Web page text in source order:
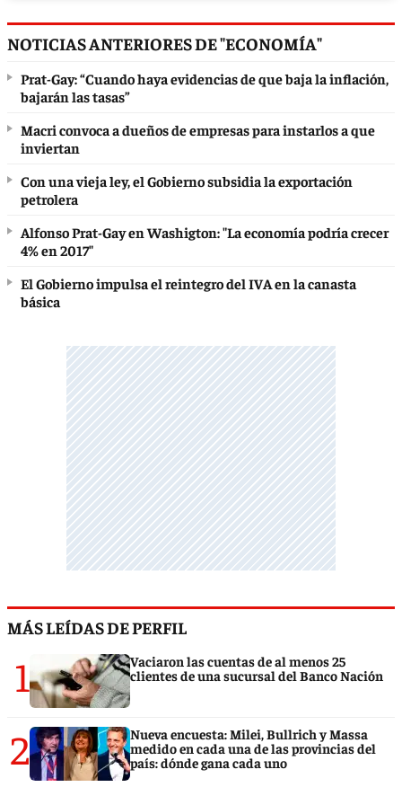
NOTICIAS ANTERIORES DE "ECONOMÍA"
Prat-Gay: “Cuando haya evidencias de que baja la inflación,
bajarán las tasas”
Macri convoca a dueños de empresas para instarlos a que
inviertan
Con una vieja ley, el Gobierno subsidia la exportación
petrolera
Alfonso Prat-Gay en Washigton: "La economía podría crecer
4% en 2017"
El Gobierno impulsa el reintegro del IVA en la canasta
básica
MÁS LEÍDAS DE PERFIL
1
Vaciaron las cuentas de al menos 25
clientes de una sucursal del Banco Nación
2
Nueva encuesta: Milei, Bullrich y Massa
medido en cada una de las provincias del
país: dónde gana cada uno